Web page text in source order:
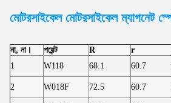
মোটরসাইকেল মোটরসাইকেল ম্যাগনেট
না, না। পয়েন্ট R r
1
W118 68.1 60.7
2 W018F 72.5 60.7